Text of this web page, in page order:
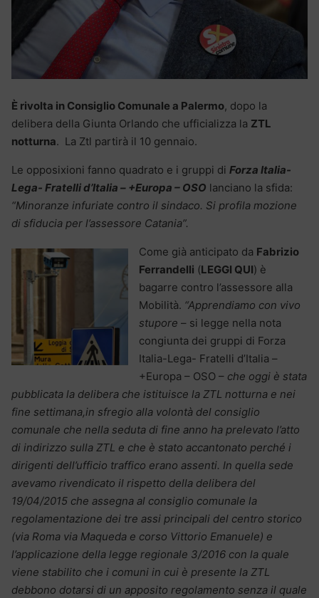
È rivolta in Consiglio Comunale a Palermo, dopo la
delibera della Giunta Orlando che ufficializza la ZTL
notturna. La Ztl partirà il 10 gennaio.
Le opposixioni fanno quadrato e i gruppi di Forza Italia-
Lega- Fratelli d’Italia – +Europa – OSO lanciano la sfida:
“Minoranze infuriate contro il sindaco. Si profila mozione
di sfiducia per l’assessore Catania”.
Come già anticipato da Fabrizio
Ferrandelli (LEGGI QUI) è
bagarre contro l’assessore alla
Mobilità. “Apprendiamo con vivo
stupore – si legge nella nota
congiunta dei gruppi di Forza
Italia-Lega- Fratelli d’Italia –
+Europa – OSO – che oggi è stata
pubblicata la delibera che istituisce la ZTL notturna e nei
fine settimana,in sfregio alla volontà del consiglio
comunale che nella seduta di fine anno ha prelevato l’atto
di indirizzo sulla ZTL e che è stato accantonato perché i
dirigenti dell’ufficio traffico erano assenti. In quella sede
avevamo rivendicato il rispetto della delibera del
19/04/2015 che assegna al consiglio comunale la
regolamentazione dei tre assi principali del centro storico
(via Roma via Maqueda e corso Vittorio Emanuele) e
l’applicazione della legge regionale 3/2016 con la quale
viene stabilito che i comuni in cui è presente la ZTL
debbono dotarsi di un apposito regolamento senza il quale